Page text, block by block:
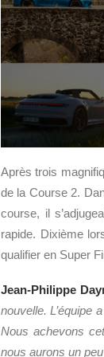
Après trois
de la Course 2.
course, il
rapide. Dixième
qualifier en Super
Jean-Philippe
nouvelle. L’équipe
Nous achevons
nous aurons un